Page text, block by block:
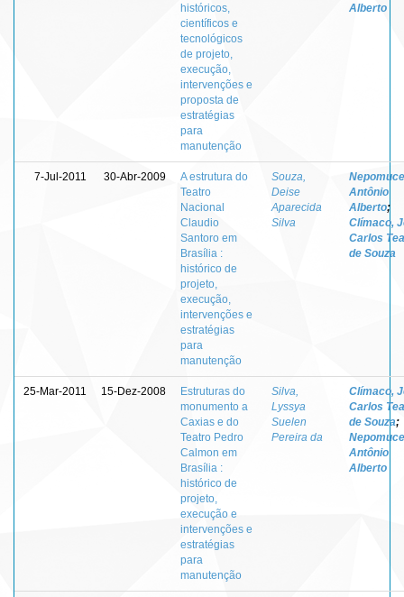
históricos,
científicos e
tecnológicos
de projeto,
execução,
intervenções e
proposta de
estratégias
para
manutenção
Alberto
7-Jul-2011 30-Abr-2009
A estrutura do
Teatro
Nacional
Claudio
Santoro em
Brasília :
histórico de
projeto,
execução,
intervenções e
estratégias
para
manutenção
Souza,
Deise
Aparecida
Silva
Antônio
Alberto;
Clímaco,
Carlos
de Souza
25-Mar-2011 15-Dez-2008
Estruturas do
monumento a
Caxias e do
Teatro Pedro
Calmon em
Brasília :
histórico de
projeto,
execução e
intervenções e
estratégias
para
manutenção
Silva,
Lyssya
Suelen
Pereira da
Clímaco,
Carlos
de Souza;
Antônio
Alberto